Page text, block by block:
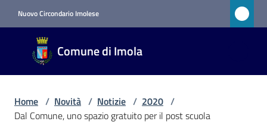
Nuovo Circondario Imolese
Comune di Imola
Comune
di Imola
RETE
Home / Novità / Notizie / 2020 /
Dal Comune, uno spazio gratuito per il post scuola